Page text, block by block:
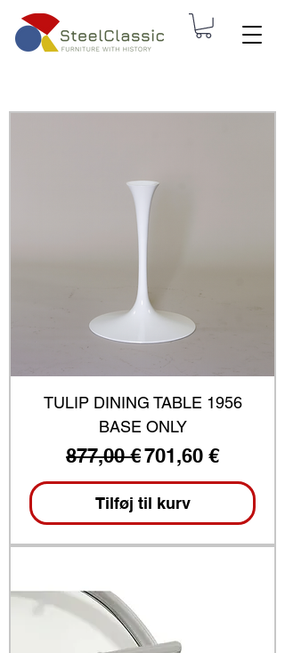
TULIP DINING TABLE 1956
BASE ONLY
Regulær pris
877,00 €Salgspris
701,60 €
Tilføj til kurv